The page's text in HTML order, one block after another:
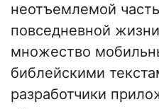
неотъемлемой
повседневной
множество
библейскими
разработчики